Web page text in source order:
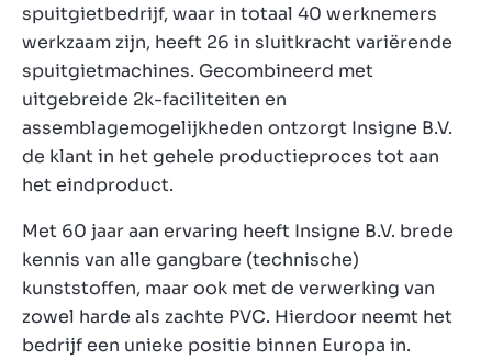
spuitgietbedrijf, waar in totaal 40 werknemers
werkzaam zijn, heeft 26 in sluitkracht variërende
spuitgietmachines. Gecombineerd met
uitgebreide 2k-faciliteiten en
assemblagemogelijkheden ontzorgt Insigne B.V.
de klant in het gehele productieproces tot aan
het eindproduct.
Met 60 jaar aan ervaring heeft Insigne B.V. brede
kennis van alle gangbare (technische)
kunststoffen, maar ook met de verwerking van
zowel harde als zachte PVC. Hierdoor neemt het
bedrijf een unieke positie binnen Europa in.